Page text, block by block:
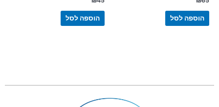
הוספה לסל הוספה לסל